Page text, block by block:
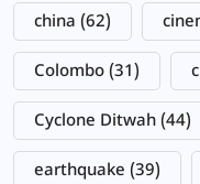
china (62)
Colombo (31)
Cyclone Ditwah (44)
earthquake (39)